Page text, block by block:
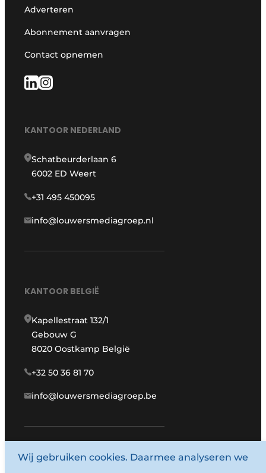
Adverteren
Abonnement aanvragen
Contact opnemen
KANTOOR NEDERLAND
Schatbeurderlaan 6
6002 ED Weert
+31 495 450095
info@louwersmediagroep.nl
KANTOOR BELGIË
Kapellestraat 132/1
Gebouw G
8020 Oostkamp België
+32 50 36 81 70
info@louwersmediagroep.be
www.louwersmediagroep.com
Wij gebruiken cookies. Daarmee analyseren we